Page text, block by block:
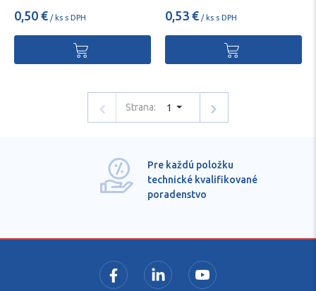
0,50 € / ks s DPH 0,53 € / ks s DPH
Strana: 1
Pre každú položku
technické kvalifikované
poradenstvo